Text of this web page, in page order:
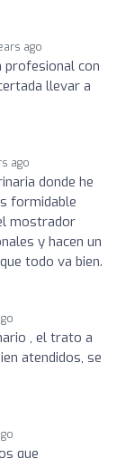
ago
profesional con
llevar a
ago
donde he
formidable
mostrador
y hacen un
todo va bien.
, el trato a
atendidos, se
que